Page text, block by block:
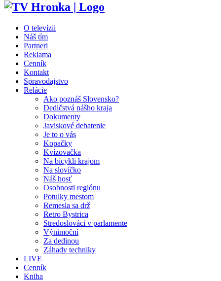
O televízii
Náš tím
Partneri
Reklama
Cenník
Kontakt
Spravodajstvo
Relácie
Ako poznáš Slovensko?
Dedičstvá nášho kraja
Dokumenty
Javiskové debatenie
Je to o vás
Kopačky
Kvízovačka
Na bicykli krajom
Na slovíčko
Náš hosť
Osobnosti regiónu
Potulky mestom
Remesla sa drž
Retro Bystrica
Stredoslováci v parlamente
Výnimoční
Za dedinou
Záhady techniky
LIVE
Cenník
Kniha